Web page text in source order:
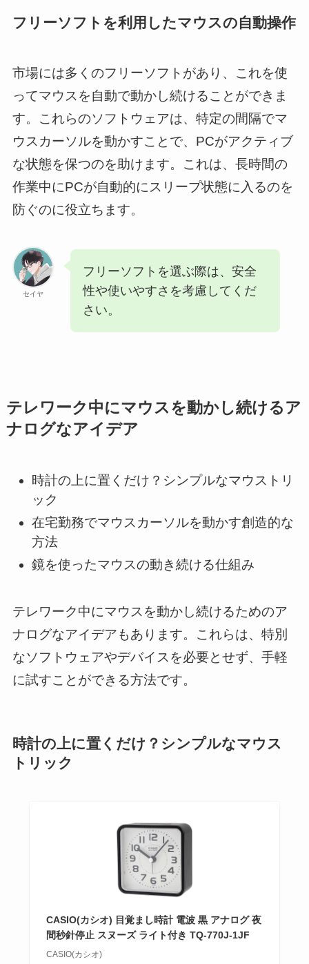
フリーソフトを利用したマウスの自動操作
市場には多くのフリーソフトがあり、これを使
ってマウスを自動で動かし続けることができま
す。これらのソフトウェアは、特定の間隔でマ
ウスカーソルを動かすことで、PCがアクティブ
な状態を保つのを助けます。これは、長時間の
作業中にPCが自動的にスリープ状態に入るのを
防ぐのに役立ちます。
セイヤ
フリーソフトを選ぶ際は、安全
性や使いやすさを考慮してくだ
さい。
テレワーク中にマウスを動かし続けるア
ナログなアイデア
時計の上に置くだけ？シンプルなマウストリ
ック
在宅勤務でマウスカーソルを動かす創造的な
方法
鏡を使ったマウスの動き続ける仕組み
テレワーク中にマウスを動かし続けるためのア
ナログなアイデアもあります。これらは、特別
なソフトウェアやデバイスを必要とせず、手軽
に試すことができる方法です。
時計の上に置くだけ？シンプルなマウス
トリック
CASIO(カシオ) 目覚まし時計 電波 黒 アナログ 夜
間秒針停止 スヌーズ ライト付き TQ-770J-1JF
CASIO(カシオ)